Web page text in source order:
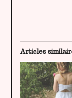
Articles